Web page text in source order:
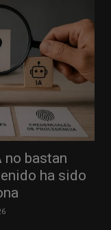
no bastan
ha sido